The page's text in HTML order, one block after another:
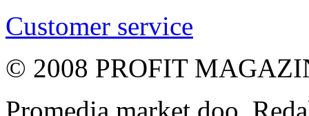
Customer service
© 2008 PROFIT